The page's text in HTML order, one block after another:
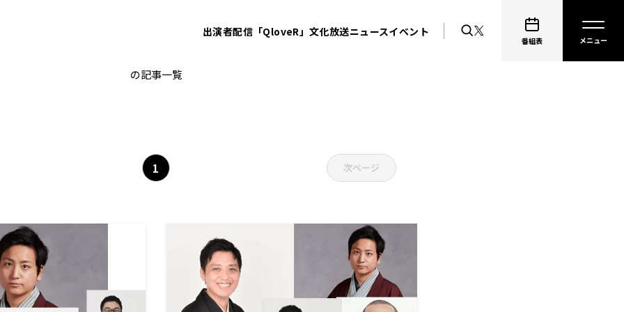
出演者配信「QloveR」文化放送ニュースイベント
番組表
の記事一覧
1 次ページ